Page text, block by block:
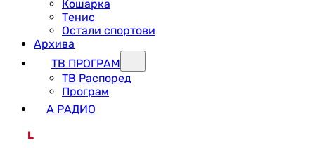
Кошарка
Тенис
Остали спортови
Архива
ТВ ПРОГРАМ
ТВ Распоред
Програм
А РАДИО
L